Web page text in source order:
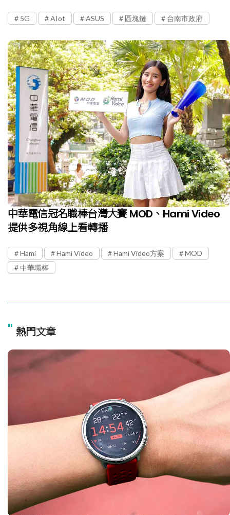
5G AIot ASUS 區塊鏈 台南市政府
中華電信冠名職棒台灣大賽 MOD、Hami Video
提供多視角線上看轉播
Hami Hami Video Hami Video方案
MOD
中華職棒
" 熱門文章